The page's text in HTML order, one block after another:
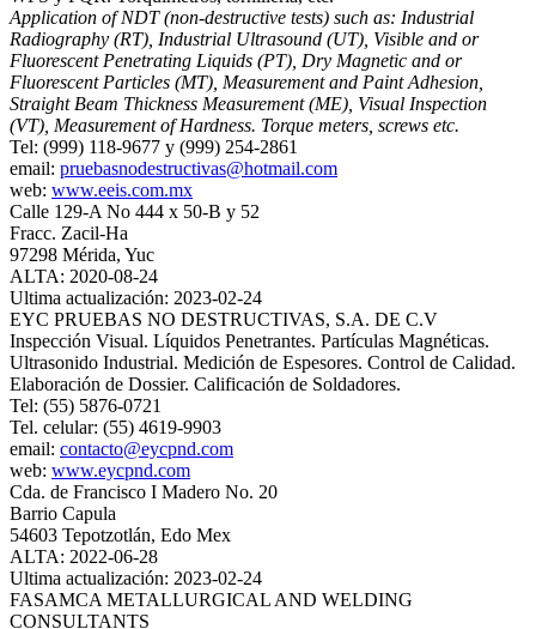
Application of NDT (non‐destructive tests) such as: Industrial
Radiography (RT), Industrial Ultrasound (UT), Visible and or
Fluorescent Penetrating Liquids (PT), Dry Magnetic and or
Fluorescent Particles (MT), Measurement and Paint Adhesion,
Straight Beam Thickness Measurement (ME), Visual Inspection
(VT), Measurement of Hardness. Torque meters, screws etc.
Tel: (999) 118-9677 y (999) 254-2861
email: pruebasnodestructivas@hotmail.com
web: www.eeis.com.mx
Calle 129-A No 444 x 50-B y 52
Fracc. Zacil-Ha
97298 Mérida, Yuc
ALTA: 2020-08-24
Ultima actualización: 2023-02-24
EYC PRUEBAS NO DESTRUCTIVAS, S.A. DE C.V
Inspección Visual. Líquidos Penetrantes. Partículas Magnéticas.
Ultrasonido Industrial. Medición de Espesores. Control de Calidad.
Elaboración de Dossier. Calificación de Soldadores.
Tel: (55) 5876-0721
Tel. celular: (55) 4619-9903
email: contacto@eycpnd.com
web: www.eycpnd.com
Cda. de Francisco I Madero No. 20
Barrio Capula
54603 Tepotzotlán, Edo Mex
ALTA: 2022-06-28
Ultima actualización: 2023-02-24
FASAMCA METALLURGICAL AND WELDING
CONSULTANTS